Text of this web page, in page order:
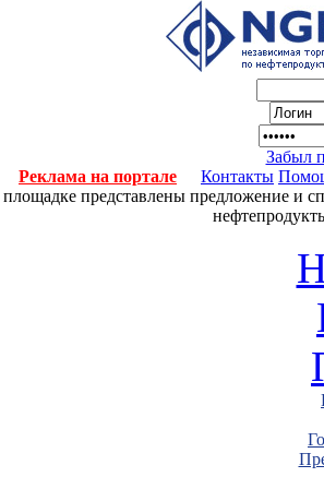
Забыл
Реклама на портале
Контакты
представлены предложение и